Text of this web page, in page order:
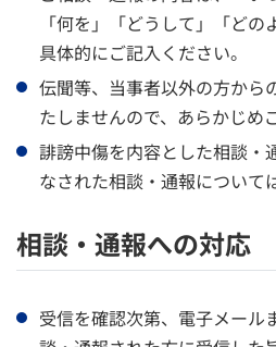
「何を」「どうして」「ど
具体的にご記入ください。
伝聞等、当事者以外の方から
たしませんので、あらかじめ
誹謗中傷を内容とした相談・
なされた相談・通報について
相談・通報への対応
受信を確認次第、電子メール